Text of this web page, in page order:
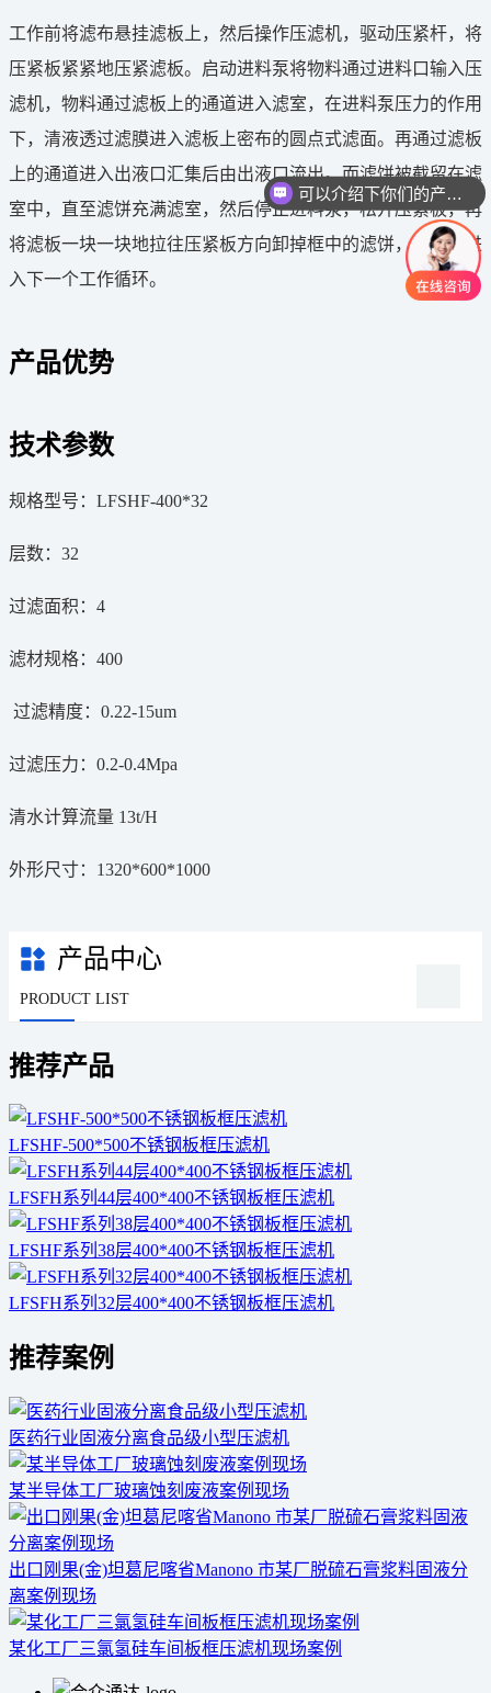
工作前将滤布悬挂滤板上，然后操作压滤机，驱动压紧杆，将
压紧板紧紧地压紧滤板。启动进料泵将物料通过进料口输入压
滤机，物料通过滤板上的通道进入滤室，在进料泵压力的作用
下，清液透过滤膜进入滤板上密布的圆点式滤面。再通过滤板
上的通道进入出液口汇集后由出液口流出。而滤饼被截留在滤
室中，直至滤饼充满滤室，然后停止进料泵，松开压紧板，再
将滤板一块一块地拉往压紧板方向卸掉框中的滤饼，再重新进
入下一个工作循环。
产品优势
技术参数
规格型号：LFSHF-400*32
层数：32
过滤面积：4
滤材规格：400
过滤精度：0.22-15um
过滤压力：0.2-0.4Mpa
清水计算流量 13t/H
外形尺寸：1320*600*1000
产品中心
PRODUCT LIST
推荐产品
LFSHF-500*500不锈钢板框压滤机
LFSFH系列44层400*400不锈钢板框压滤机
LFSHF系列38层400*400不锈钢板框压滤机
LFSFH系列32层400*400不锈钢板框压滤机
推荐案例
医药行业固液分离食品级小型压滤机
某半导体工厂玻璃蚀刻废液案例现场
出口刚果(金)坦葛尼喀省Manono 市某厂脱硫石膏浆料固液分
离案例现场
某化工厂三氯氢硅车间板框压滤机现场案例